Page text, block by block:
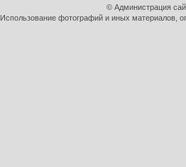
© Администрация
Использование фотографий и иных материалов,